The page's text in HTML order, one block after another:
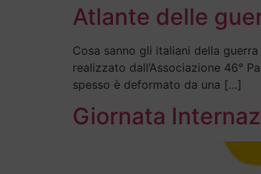
Atlante delle
Cosa sanno gli italiani della
realizzato dall’Associazione 46°
spesso è deformato da una […]
Giornata